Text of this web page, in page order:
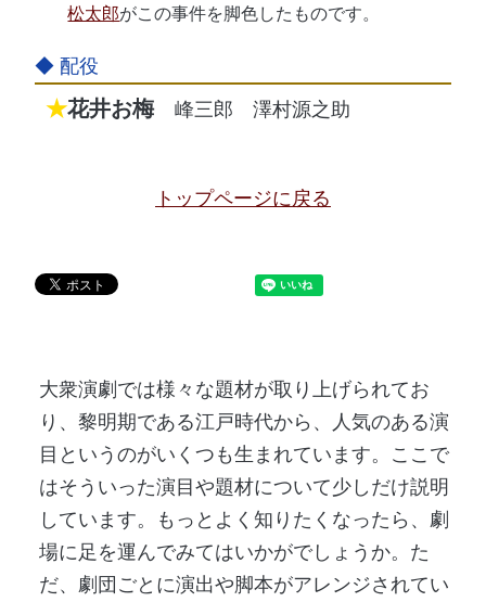
松太郎がこの事件を脚色したものです。
花井お梅 峰三郎 澤村源之助
トップページに戻る
大衆演劇では様々な題材が取り上げられてお
り、黎明期である江戸時代から、人気のある演
目というのがいくつも生まれています。ここで
はそういった演目や題材について少しだけ説明
しています。もっとよく知りたくなったら、劇
場に足を運んでみてはいかがでしょうか。た
だ、劇団ごとに演出や脚本がアレンジされてい